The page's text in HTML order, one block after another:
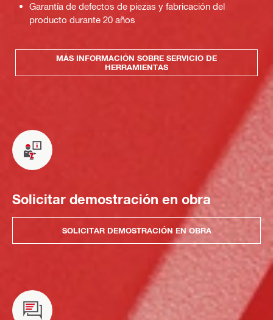
Garantía de defectos de piezas y fabricación del
producto durante 20 años
MÁS INFORMACIÓN SOBRE SERVICIO DE
HERRAMIENTAS
Solicitar demostración en obra
SOLICITAR DEMOSTRACIÓN EN OBRA